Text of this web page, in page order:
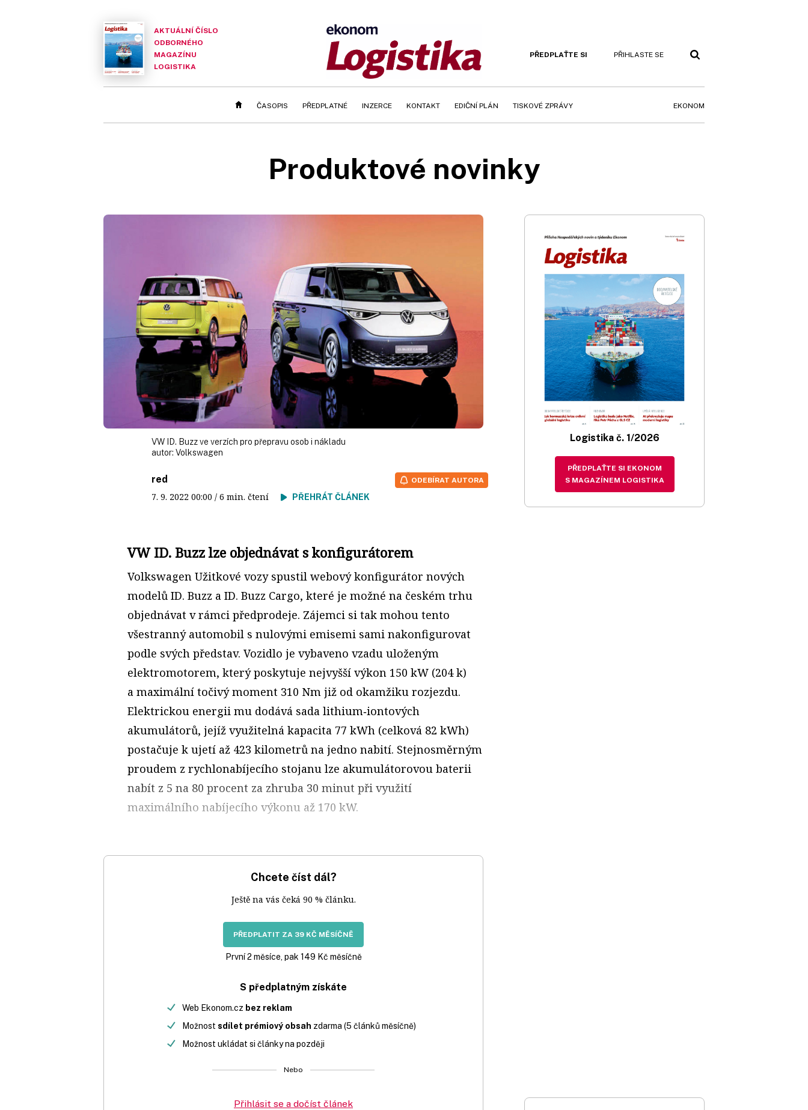
AKTUÁLNÍ ČÍSLO
ODBORNÉHO
MAGAZÍNU
LOGISTIKA
PŘEDPLAŤTE SI PŘIHLASTE SE
ČASOPIS PŘEDPLATNÉ INZERCE KONTAKT EDIČNÍ PLÁN TISKOVÉ ZPRÁVY EKONOM
Produktové novinky
VW ID. Buzz ve verzích pro přepravu osob i nákladu
autor: Volkswagen
red
7. 9. 2022 00:00 / 6 min. čtení PŘEHRÁT ČLÁNEK
ODEBÍRAT AUTORA
VW ID. Buzz lze objednávat s konfigurátorem
Volkswagen Užitkové vozy spustil webový konfigurátor nových
modelů ID. Buzz a ID. Buzz Cargo, které je možné na českém trhu
objednávat v rámci předprodeje. Zájemci si tak mohou tento
všestranný automobil s nulovými emisemi sami nakonfigurovat
podle svých představ. Vozidlo je vybaveno vzadu uloženým
elektromotorem, který poskytuje nejvyšší výkon 150 kW (204 k)
a maximální točivý moment 310 Nm již od okamžiku rozjezdu.
Elektrickou energii mu dodává sada lithium‑iontových
akumulátorů, jejíž využitelná kapacita 77 kWh (celková 82 kWh)
postačuje k ujetí až 423 kilometrů na jedno nabití. Stejnosměrným
proudem z rychlonabíjecího stojanu lze akumulátorovou baterii
nabít z 5 na 80 procent za zhruba 30 minut při využití
maximálního nabíjecího výkonu až 170 kW.
Chcete číst dál?
Ještě na vás čeká 90 % článku.
PŘEDPLATIT ZA 39 KČ MĚSÍČNĚ
První 2 měsíce, pak 149 Kč měsíčně
S předplatným získáte
Web Ekonom.cz bez reklam
Možnost sdílet prémiový obsah zdarma (5 článků měsíčně)
Možnost ukládat si články na později
Nebo
Přihlásit se a dočíst článek
Logistika č. 1/2026
PŘEDPLAŤTE SI EKONOM
S MAGAZÍNEM LOGISTIKA